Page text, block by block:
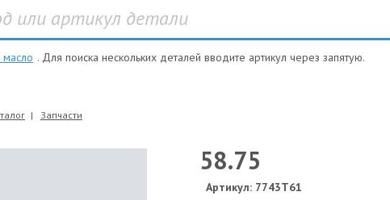
. Для поиска нескольких деталей вводите артикул через запятую.
Запчасти
58.75
Артикул: 7743T61